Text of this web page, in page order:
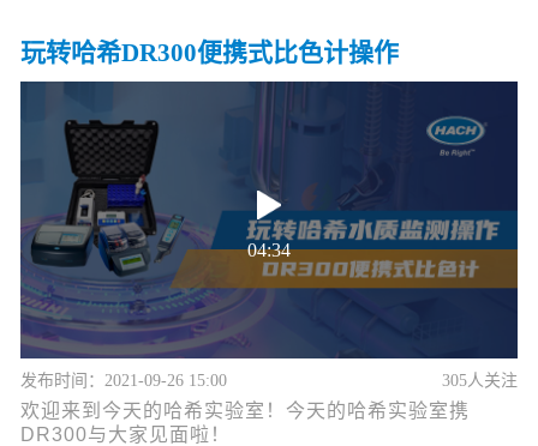
玩转哈希DR300便携式比色计操作
04:34
发布时间：2021-09-26 15:00 305人关注
欢迎来到今天的哈希实验室！今天的哈希实验室携
DR300与大家见面啦！